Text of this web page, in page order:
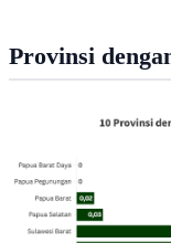
Provinsi